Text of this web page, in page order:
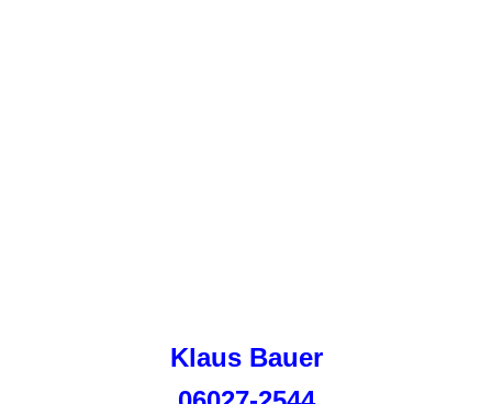
Klaus Bauer